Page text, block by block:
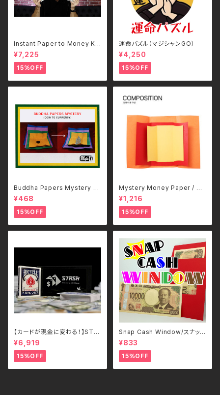
Instant Paper to Money Ki
d Version (Japan)
¥7,225
15%OFF
運命パズル（マジシャンGO）
¥4,250
15%OFF
Buddha Papers Mystery b
y Mr Magic-日本語補足解説
書付き
¥468
15%OFF
Mystery Money Paper / ミ
ステリー・マネー・ペーパー
¥1,216
15%OFF
【カードが現金に変わる！】STA
SH – John Cheung （各色）
¥6,919
15%OFF
Snap Cash Window/スナッ
プ・キャッシュ・ウインドウ
¥833
15%OFF